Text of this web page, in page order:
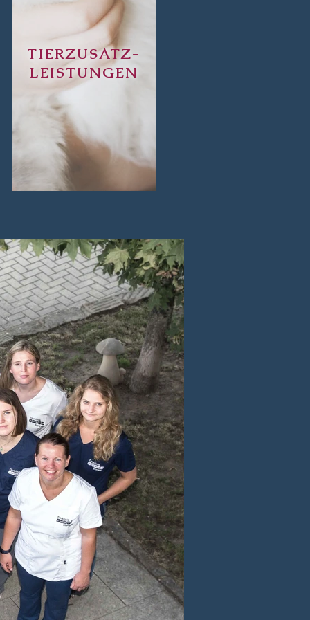
TIERZUSATZ-
LEISTUNGEN